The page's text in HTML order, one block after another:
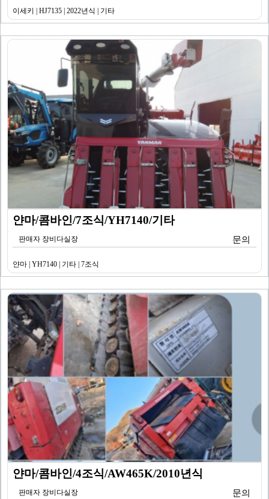
이세키 | HJ7135 | 2022년식 | 기타
얀마/콤바인/7조식/YH7140/기타
판매자 장비다실장 문의
얀마 | YH7140 | 기타 | 7조식
얀마/콤바인/4조식/AW465K/2010년식
판매자 장비다실장 문의